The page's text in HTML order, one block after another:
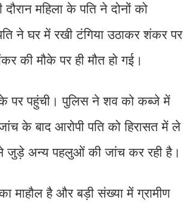
महिला के पति ने दोनों को
ने घर में रखी टंगिया उठाकर शंकर पर
की मौके पर ही मौत हो गई।
पर पहुंची। पुलिस ने शव को कब्जे में
के बाद आरोपी पति को हिरासत में ले
जुड़े अन्य पहलुओं की जांच कर रही है।
माहौल है और बड़ी संख्या में ग्रामीण